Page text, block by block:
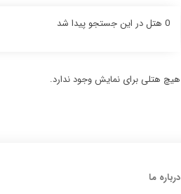
0 هتل در این جستجو پیدا شد
هیچ هتلی برای نمایش وجود ندارد.
درباره ما